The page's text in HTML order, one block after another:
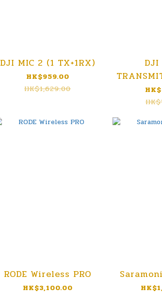
DJI MIC 2 (1 TX+1RX)
HK$959.00
HK$1,629.00
DJI
RODE Wireless PRO
HK$3,100.00